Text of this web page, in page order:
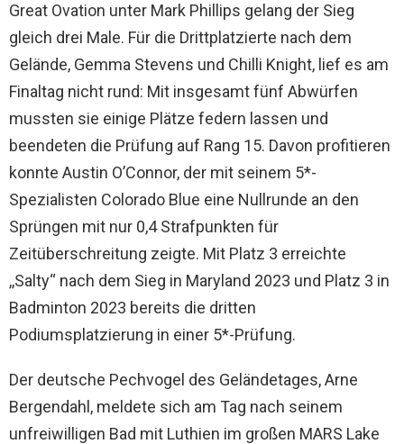
Great Ovation unter Mark Phillips gelang der Sieg
gleich drei Male. Für die Drittplatzierte nach dem
Gelände, Gemma Stevens und Chilli Knight, lief es am
Finaltag nicht rund: Mit insgesamt fünf Abwürfen
mussten sie einige Plätze federn lassen und
beendeten die Prüfung auf Rang 15. Davon profitieren
konnte Austin O’Connor, der mit seinem 5*-
Spezialisten Colorado Blue eine Nullrunde an den
Sprüngen mit nur 0,4 Strafpunkten für
Zeitüberschreitung zeigte. Mit Platz 3 erreichte
,,Salty“ nach dem Sieg in Maryland 2023 und Platz 3 in
Badminton 2023 bereits die dritten
Podiumsplatzierung in einer 5*-Prüfung.
Der deutsche Pechvogel des Geländetages, Arne
Bergendahl, meldete sich am Tag nach seinem
unfreiwilligen Bad mit Luthien im großen MARS Lake